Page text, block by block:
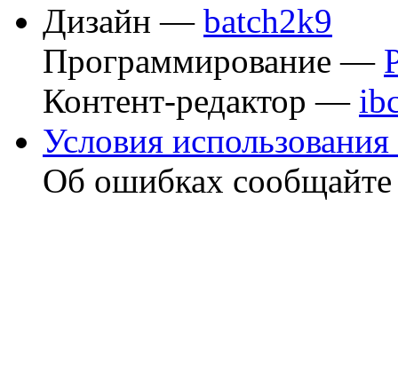
Дизайн — batch2k9
Программирование —
Контент-редактор —
Условия использования
Об ошибках